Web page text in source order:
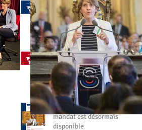
🌍 L'enseignement
français à l'étranger a été
au cœur de mon
engagement
il y a 5 jours
🤝 Aller à votre rencontre,
partout dans le monde
📘 Mon bilan de fin de
mandat est désormais
disponible